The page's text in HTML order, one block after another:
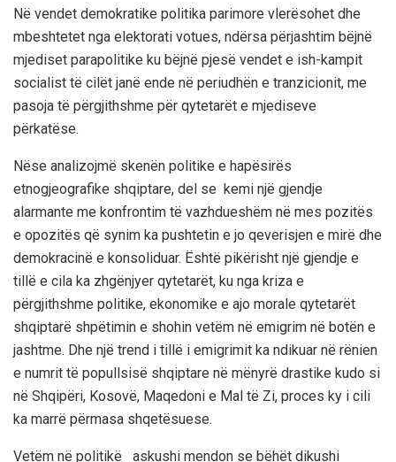
Në vendet demokratike politika parimore vlerësohet dhe
mbeshtetet nga elektorati votues, ndërsa përjashtim bëjnë
mjediset parapolitike ku bëjnë pjesë vendet e ish-kampit
socialist të cilët janë ende në periudhën e tranzicionit, me
pasoja të përgjithshme për qytetarët e mjediseve
përkatëse.
Nëse analizojmë skenën politike e hapësirës
etnogjeografike shqiptare, del se kemi një gjendje
alarmante me konfrontim të vazhdueshëm në mes pozitës
e opozitës që synim ka pushtetin e jo qeverisjen e mirë dhe
demokracinë e konsoliduar. Është pikërisht një gjendje e
tillë e cila ka zhgënjyer qytetarët, ku nga kriza e
përgjithshme politike, ekonomike e ajo morale qytetarët
shqiptarë shpëtimin e shohin vetëm në emigrim në botën e
jashtme. Dhe një trend i tillë i emigrimit ka ndikuar në rënien
e numrit të popullsisë shqiptare në mënyrë drastike kudo si
në Shqipëri, Kosovë, Maqedoni e Mal të Zi, proces ky i cili
ka marrë përmasa shqetësuese.
Vetëm në politikë askushi mendon se bëhët dikushi